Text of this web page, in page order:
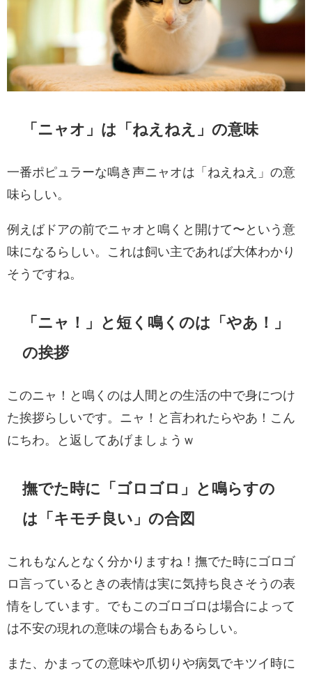
「ニャオ」は「ねえねえ」の意味
一番ポピュラーな鳴き声ニャオは「ねえねえ」の意
味らしい。
例えばドアの前でニャオと鳴くと開けて〜という意
味になるらしい。これは飼い主であれば大体わかり
そうですね。
「ニャ！」と短く鳴くのは「やあ！」
の挨拶
このニャ！と鳴くのは人間との生活の中で身につけ
た挨拶らしいです。ニャ！と言われたらやあ！こん
にちわ。と返してあげましょうｗ
撫でた時に「ゴロゴロ」と鳴らすの
は「キモチ良い」の合図
これもなんとなく分かりますね！撫でた時にゴロゴ
ロ言っているときの表情は実に気持ち良さそうの表
情をしています。でもこのゴロゴロは場合によって
は不安の現れの意味の場合もあるらしい。
また、かまっての意味や爪切りや病気でキツイ時に